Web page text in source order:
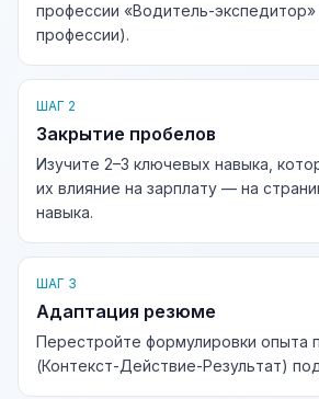
профессии «Водитель-экспедитор»
профессии).
ШАГ 2
Закрытие пробелов
Изучите 2–3 ключевых навыка,
их влияние на зарплату — на
навыка.
ШАГ 3
Адаптация резюме
Перестройте формулировки опыта
(Контекст-Действие-Результат)